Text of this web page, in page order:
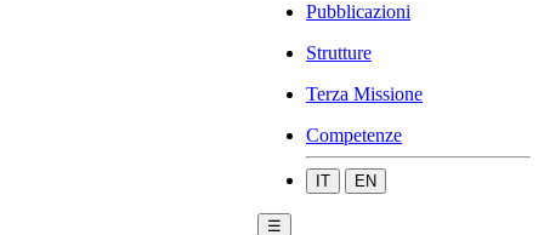
Pubblicazioni
Strutture
Terza Missione
Competenze
IT EN
☰